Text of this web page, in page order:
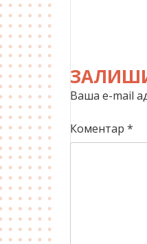
Ваша e-mail
Коментар *